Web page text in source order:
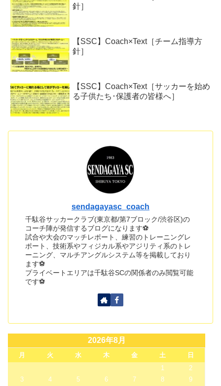
針］
【SSC】Coach×Text［チーム指導方
針］
【SSC】Coach×Text［サッカーを始め
る子供たち･保護者の皆様へ］
sendagayasc_coach
千駄谷サッカークラブ(東京都/第7ブロック/渋谷区)の
コーチ陣が発信するブログになります⚽
試合や大会のマッチレポート、練習のトレーニングレ
ポート、技術系やフィジカル系やアジリティ系のトレ
ーニング、マルチアングルシステム等を掲載しており
ます⚽
プライベートエリアは千駄谷SCの関係者のみ閲覧可能
です⚽
2026年8月
月 火 水 木 金 土
日
1
2
3
4 5 6 7 8
9